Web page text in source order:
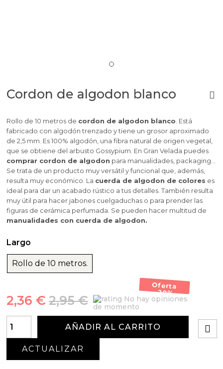
Cordon de algodon blanco
Rollo de 10 metros de cordon de algodon blanco . Está
fabricado con algodón trenzado y tiene un grosor aproximado
de 2,5 mm. Es 100% algodón, una fibra natural de origen vegetal,
que se obtiene del arbusto Gossypium. En Gran Velada puedes
comprar cordon de algodon para manualidades, packaging…
Se trata de un producto muy versátil y funcional que, además,
resulta muy económico. La cuerda de algodon de colores es
ideal para dar un acabado rústico a tus detalles. También resulta
muy útil para hacer jabones cuelgaduchas o para prender las
figuras de cerámica perfumada. Se pueden hacer multitud de
manualidades con cuerda de algodon.
Largo
Rollo de 10 metros.
Oferta
-20%
2,95 €
2,36 €
No hay opiniones
de momento
AÑADIR AL CARRITO